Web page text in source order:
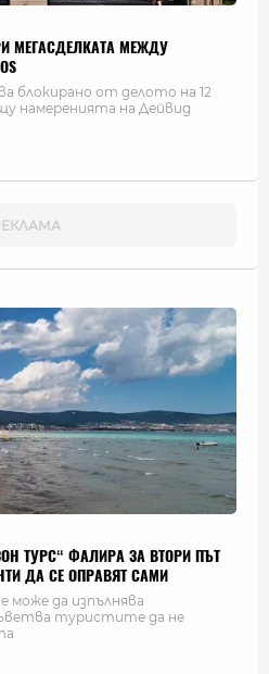
МЕГАСДЕЛКАТА МЕЖДУ
блокирано от делото на 12
намеренията на Дейвид
ТУРС“ ФАЛИРА ЗА ВТОРИ ПЪТ
ДА СЕ ОПРАВЯТ САМИ
може да изпълнява
туристите да не